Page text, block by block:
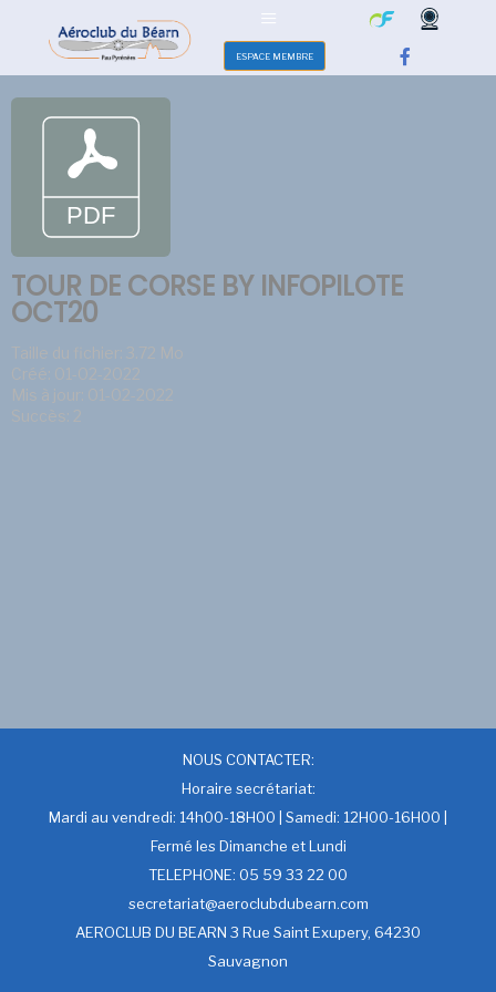
ESPACE MEMBRE
TOUR DE CORSE BY INFOPILOTE
OCT20
Taille du fichier: 3.72 Mo
Créé: 01-02-2022
Mis à jour: 01-02-2022
Succès: 2
NOUS CONTACTER:
Horaire secrétariat:
Mardi au vendredi: 14h00-18H00 | Samedi: 12H00-16H00 |
Fermé les Dimanche et Lundi
TELEPHONE: 05 59 33 22 00
secretariat@aeroclubdubearn.com
AEROCLUB DU BEARN 3 Rue Saint Exupery, 64230
Sauvagnon